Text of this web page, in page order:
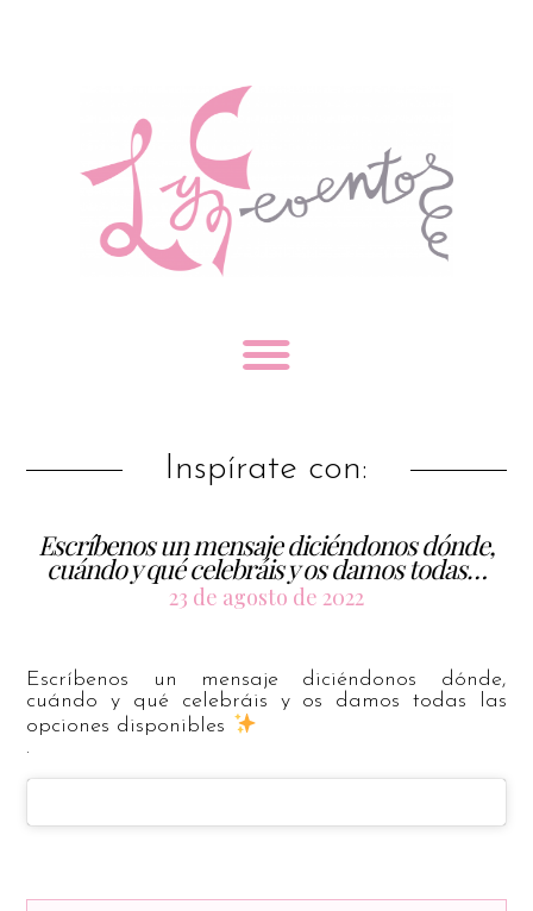
Inspírate con:
Escríbenos un mensaje diciéndonos dónde,
cuándo y qué celebráis y os damos todas…
23 de agosto de 2022
Escríbenos un mensaje diciéndonos dónde,
cuándo y qué celebráis y os damos todas las
opciones disponibles
.